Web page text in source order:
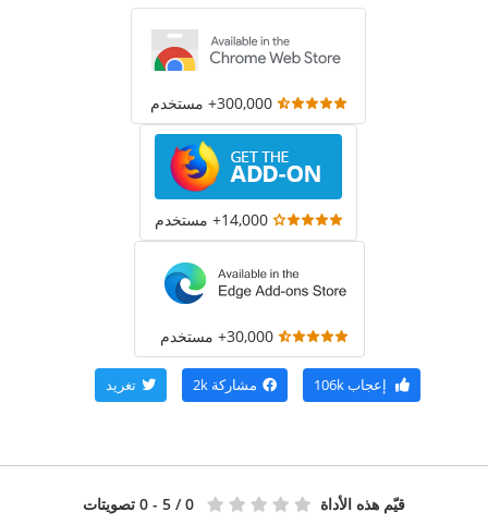
300,000+ مستخدم
14,000+ مستخدم
30,000+ مستخدم
إعجاب106k مشاركة 2k تغريد
قيّم هذه الأداة 0 / 5 - 0 تصويتات